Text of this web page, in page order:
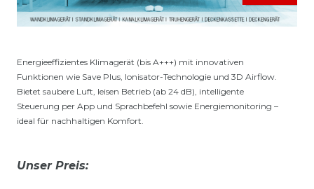
Energieeffizientes Klimagerät (bis A+++) mit innovativen
Funktionen wie Save Plus, Ionisator-Technologie und 3D Airflow.
Bietet saubere Luft, leisen Betrieb (ab 24 dB), intelligente
Steuerung per App und Sprachbefehl sowie Energiemonitoring –
ideal für nachhaltigen Komfort.
Unser Preis: